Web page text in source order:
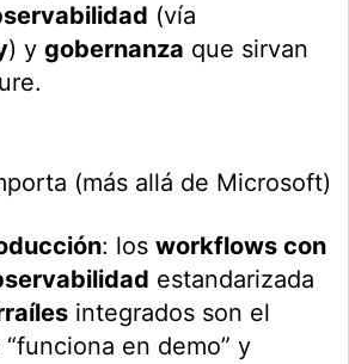
(vía
) ygobernanza que sirvan
(más allá de Microsoft)
: losworkflows con
estandarizada
integrados son el
en demo” y